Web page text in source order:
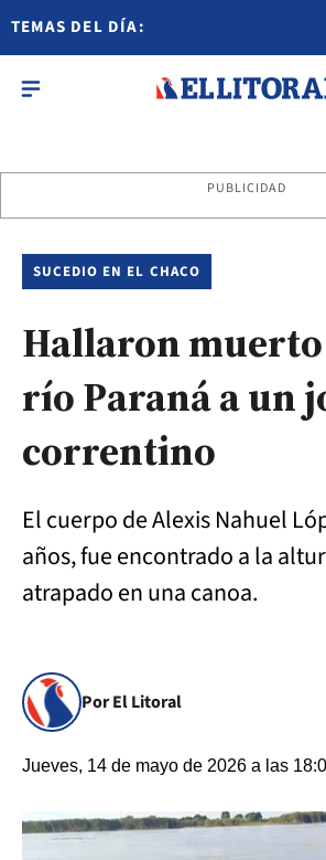
TEMAS DEL DÍA:
PUBLICIDAD
SUCEDIO EN EL CHACO
Hallaron muerto
río Paraná a un
correntino
El cuerpo de Alexis Nahuel
años, fue encontrado a la
atrapado en una canoa.
Por El Litoral
Jueves, 14 de mayo de 2026 a las